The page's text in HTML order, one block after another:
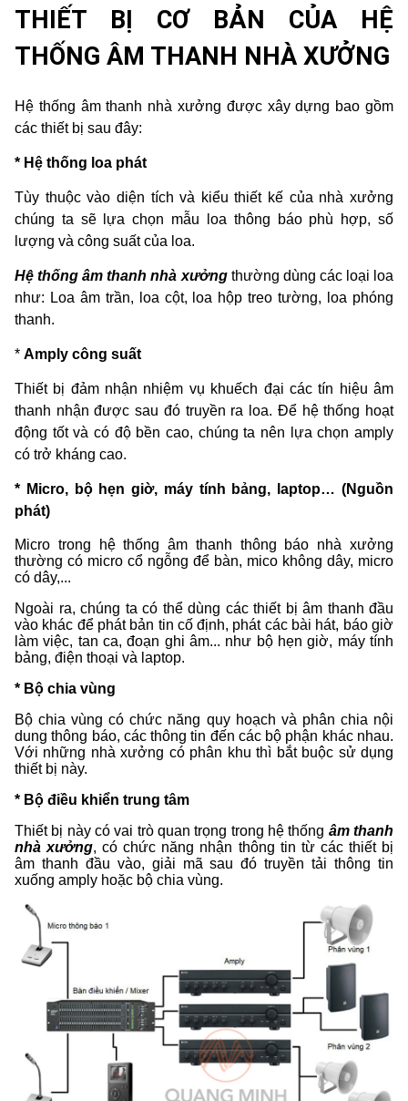
THIẾT BỊ CƠ BẢN CỦA HỆ
THỐNG ÂM THANH NHÀ XƯỞNG
Hệ thống âm thanh nhà xưởng được xây dựng bao gồm
các thiết bị sau đây:
* Hệ thống loa phát
Tùy thuộc vào diện tích và kiểu thiết kế của nhà xưởng
chúng ta sẽ lựa chọn mẫu loa thông báo phù hợp, số
lượng và công suất của loa.
Hệ thống âm thanh nhà xưởngthường dùng các loại loa
như: Loa âm trần, loa cột, loa hộp treo tường, loa phóng
thanh.
* Amply công suất
Thiết bị đảm nhận nhiệm vụ khuếch đại các tín hiệu âm
thanh nhận được sau đó truyền ra loa. Để hệ thống hoạt
động tốt và có độ bền cao, chúng ta nên lựa chọn amply
có trở kháng cao.
* Micro, bộ hẹn giờ, máy tính bảng, laptop… (Nguồn
phát)
Micro trong hệ thống âm thanh thông báo nhà xưởng
thường có micro cổ ngỗng để bàn, mico không dây, micro
có dây,...
Ngoài ra, chúng ta có thể dùng các thiết bị âm thanh đầu
vào khác để phát bản tin cố định, phát các bài hát, báo giờ
làm việc, tan ca, đoạn ghi âm... như bộ hẹn giờ, máy tính
bảng, điện thoại và laptop.
* Bộ chia vùng
Bộ chia vùng có chức năng quy hoạch và phân chia nội
dung thông báo, các thông tin đến các bộ phận khác nhau.
Với những nhà xưởng có phân khu thì bắt buộc sử dụng
thiết bị này.
* Bộ điều khiển trung tâm
Thiết bị này có vai trò quan trọng trong hệ thống âm thanh
nhà xưởng, có chức năng nhận thông tin từ các thiết bị
âm thanh đầu vào, giải mã sau đó truyền tải thông tin
xuống amply hoặc bộ chia vùng.